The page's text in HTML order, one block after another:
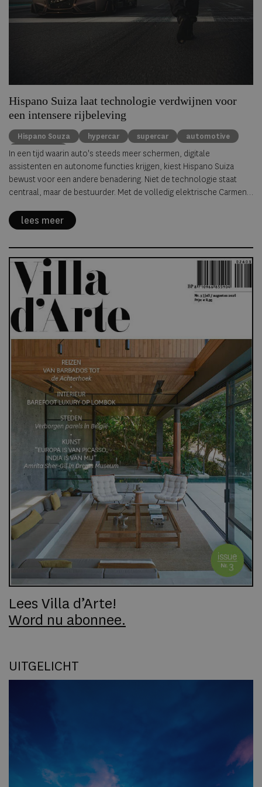
Hispano Suiza laat technologie verdwijnen voor
een intensere rijbeleving
Hispano Souza hypercar supercar
automotive
Luxury cars
In een tijd waarin auto's steeds meer schermen, digitale
assistenten en autonome functies krijgen, kiest Hispano Suiza
bewust voor een andere benadering. Niet de technologie staat
centraal, maar de bestuurder. Met de volledig elektrische Carmen
omschrijft alsInvisible Technology
vrijwel onmerkbaar op de achtergrond werkt om de rijbeleving juist
lees meer
Lees Villa d’Arte!
Word nu abonnee.
UITGELICHT